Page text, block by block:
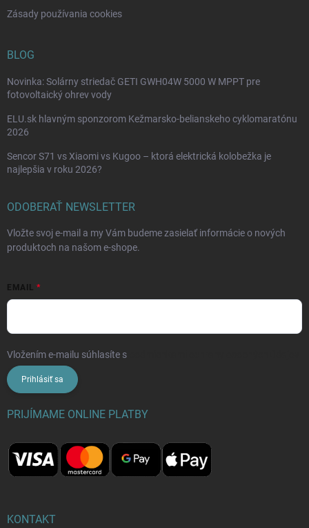
Zásady používania cookies
BLOG
Novinka: Solárny striedač GETI GWH04W 5000 W MPPT pre
fotovoltaický ohrev vody
ELU.sk hlavným sponzorom Kežmarsko-belianskeho cyklomaratónu
2026
Sencor S71 vs Xiaomi vs Kugoo – ktorá elektrická kolobežka je
najlepšia v roku 2026?
ODOBERAŤ NEWSLETTER
Vložte svoj e-mail a my Vám budeme zasielať informácie o nových
produktoch na našom e-shope.
EMAIL
Vložením e-mailu súhlasíte s
Prihlásiť sa
PRIJÍMAME ONLINE PLATBY
KONTAKT